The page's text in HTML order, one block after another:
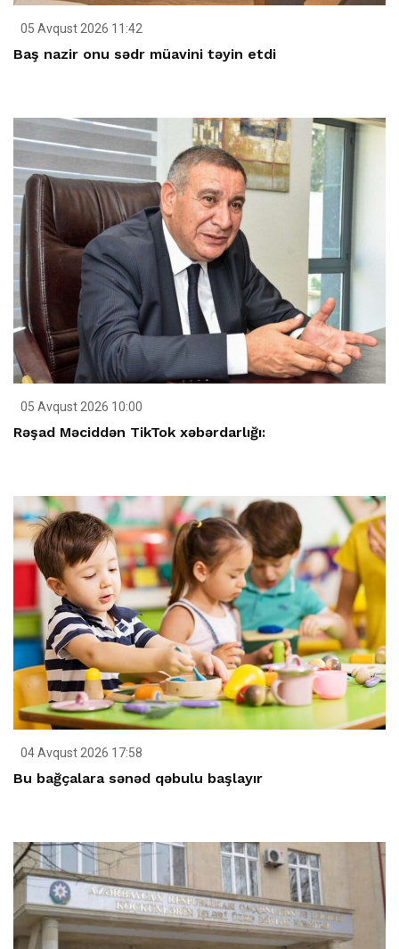
05 Avqust 2026 11:42
Baş nazir onu sədr müavini təyin etdi
05 Avqust 2026 10:00
Rəşad Məciddən TikTok xəbərdarlığı:
04 Avqust 2026 17:58
Bu bağçalara sənəd qəbulu başlayır